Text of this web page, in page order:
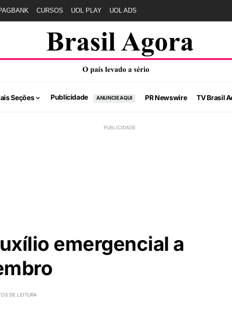
CURSOS UOL PLAY UOL ADS
Seções Publicidade ANUNCIE AQUI PR Newswire TV Brasil
emergencial a
DE LEITURA